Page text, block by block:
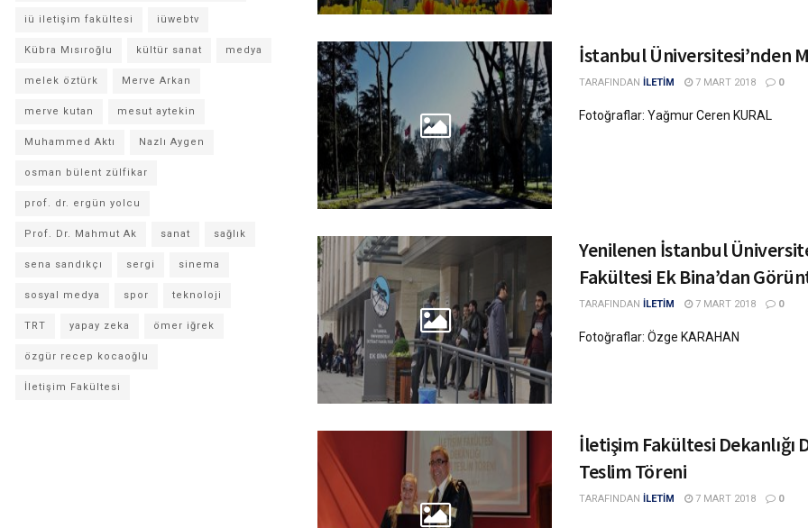
İstanbul Üniversitesi’nden
TARAFINDAN İLETİM 7 MART 2018 0
Fotoğraflar: Yağmur Ceren KURAL
Yenilenen İstanbul
Fakültesi Ek Bina’dan
TARAFINDAN İLETİM 7 MART 2018 0
Fotoğraflar: Özge KARAHAN
İletişim Fakültesi Dekanlığı
Teslim Töreni
TARAFINDAN İLETİM 7 MART 2018 0
iü iletişim fakültesi iüwebtv
Kübra Mısıroğlu kültür sanat medya
melek öztürk Merve Arkan
merve kutan mesut aytekin
Muhammed Aktı Nazlı Aygen
osman bülent zülfikar
prof. dr. ergün yolcu
Prof. Dr. Mahmut Ak sanat sağlık
sena sandıkçı sergi sinema
sosyal medya spor teknoloji
TRT yapay zeka ömer iğrek
özgür recep kocaoğlu
İletişim Fakültesi